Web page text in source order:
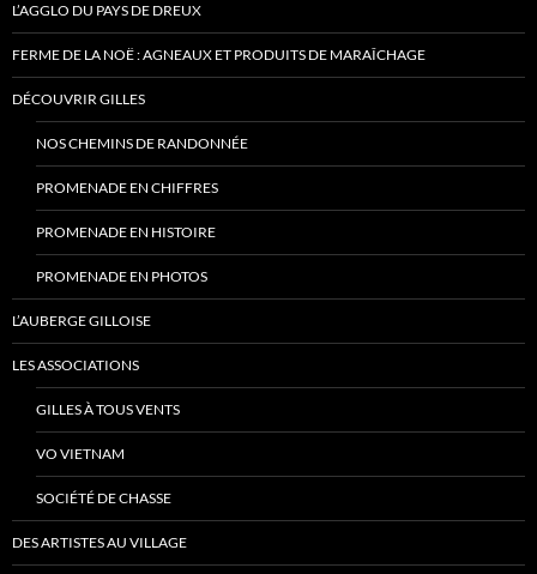
L’AGGLO DU PAYS DE DREUX
FERME DE LA NOË : AGNEAUX ET PRODUITS DE MARAÎCHAGE
DÉCOUVRIR GILLES
NOS CHEMINS DE RANDONNÉE
PROMENADE EN CHIFFRES
PROMENADE EN HISTOIRE
PROMENADE EN PHOTOS
L’AUBERGE GILLOISE
LES ASSOCIATIONS
GILLES À TOUS VENTS
VO VIETNAM
SOCIÉTÉ DE CHASSE
DES ARTISTES AU VILLAGE